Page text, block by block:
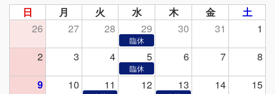
日 月 火 水 木 金
土
26
27 28 29 30 31
1
2
3 4 5 6 7
8
9
10 11 12 13 14
15